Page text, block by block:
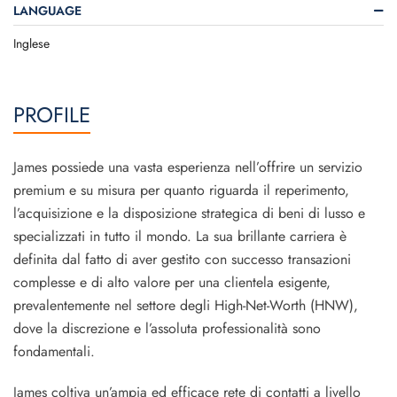
LANGUAGE
Inglese
PROFILE
James possiede una vasta esperienza nell’offrire un servizio
premium e su misura per quanto riguarda il reperimento,
l’acquisizione e la disposizione strategica di beni di lusso e
specializzati in tutto il mondo. La sua brillante carriera è
definita dal fatto di aver gestito con successo transazioni
complesse e di alto valore per una clientela esigente,
prevalentemente nel settore degli High-Net-Worth (HNW),
dove la discrezione e l’assoluta professionalità sono
fondamentali.
James coltiva un’ampia ed efficace rete di contatti a livello